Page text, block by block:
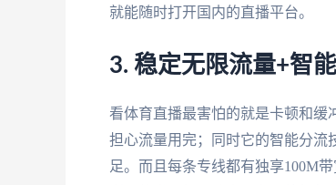
就能随时打开国内的直播平台。
3. 稳定无限流量+智
看体育直播最害怕的就是卡顿和缓
担心流量用完；同时它的智能分流
足。而且每条专线都有独享100M